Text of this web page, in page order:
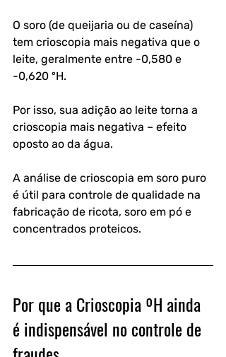
O soro (de queijaria ou de caseína)
tem crioscopia mais negativa que o
leite, geralmente entre -0,580 e
-0,620 ºH.
Por isso, sua adição ao leite torna a
crioscopia mais negativa – efeito
oposto ao da água.
A análise de crioscopia em soro puro
é útil para controle de qualidade na
fabricação de ricota, soro em pó e
concentrados proteicos.
Por que a Crioscopia ºH ainda
é indispensável no controle de